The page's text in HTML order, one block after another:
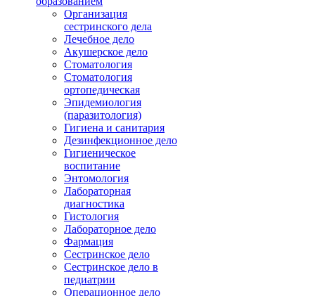
Организация
сестринского дела
Лечебное дело
Акушерское дело
Стоматология
Стоматология
ортопедическая
Эпидемиология
(паразитология)
Гигиена и санитария
Дезинфекционное дело
Гигиеническое
воспитание
Энтомология
Лабораторная
диагностика
Гистология
Лабораторное дело
Фармация
Сестринское дело
Сестринское дело в
педиатрии
Операционное дело